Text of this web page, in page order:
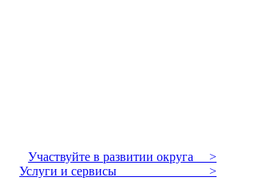
Участвуйте в развитии округа >
Услуги и сервисы >